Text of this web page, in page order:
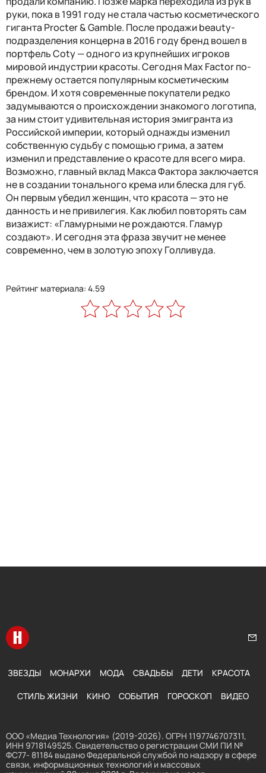
руки, пока в 1991 году не стала частью косметического
гиганта Procter & Gamble. После продажи beauty-
подразделения концерна в 2016 году бренд вошел в
портфель Coty — одного из крупнейших игроков
мировой индустрии красоты. Сегодня Max Factor по-
прежнему остается популярным косметическим
брендом. И хотя современные покупатели редко
задумываются о происхождении знакомого логотипа,
за ним стоит удивительная история эмигранта из
Российской империи, который однажды изменил
собственную судьбу с помощью грима, а затем
изменил и представление о красоте для всего мира.
Возможно, главный вклад Макса Фактора заключается
не в создании тонального крема или блеска для губ.
Он первым убедил женщин, что красота — это не
данность и не привилегия. Как любил повторять сам
визажист: «Гламурными не рождаются. Гламур
создают». И сегодня эта фраза звучит не менее
современно, чем в золотую эпоху Голливуда.
Рейтинг материала: 4.59
Перейти на главную
ЗВЕЗДЫ МОНАРХИ МОДА СВАДЬБЫ ДЕТИ КРАСОТА
СТИЛЬ ЖИЗНИ КИНО СОБЫТИЯ ГОРОСКОП ВИДЕО
ООО «Медиа Технология» (2019-2026). ОГРН 1197746707311,
ИНН 9718149525. Свидетельство о регистрации СМИ ПИ №
ФС77- 81184 выдано Федеральной службой по надзору в сфере
связи, информационных технологий и массовых